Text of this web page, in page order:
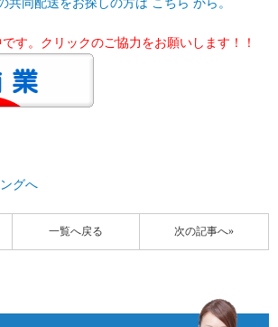
共同配送をお探しの方は こちら から。
す。クリックのご協力をお願いします！！
グへ
次の記事へ»
一覧へ戻る